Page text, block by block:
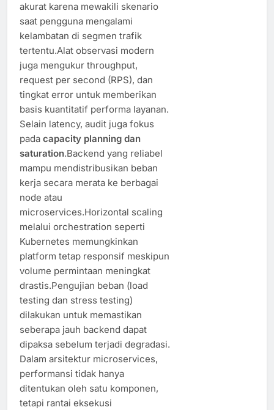
akurat karena mewakili skenario
saat pengguna mengalami
kelambatan di segmen trafik
tertentu.Alat observasi modern
juga mengukur throughput,
request per second (RPS), dan
tingkat error untuk memberikan
basis kuantitatif performa layanan.
Selain latency, audit juga fokus
pada capacity planning dan
saturation.Backend yang reliabel
mampu mendistribusikan beban
kerja secara merata ke berbagai
node atau
microservices.Horizontal scaling
melalui orchestration seperti
Kubernetes memungkinkan
platform tetap responsif meskipun
volume permintaan meningkat
drastis.Pengujian beban (load
testing dan stress testing)
dilakukan untuk memastikan
seberapa jauh backend dapat
dipaksa sebelum terjadi degradasi.
Dalam arsitektur microservices,
performansi tidak hanya
ditentukan oleh satu komponen,
tetapi rantai eksekusi